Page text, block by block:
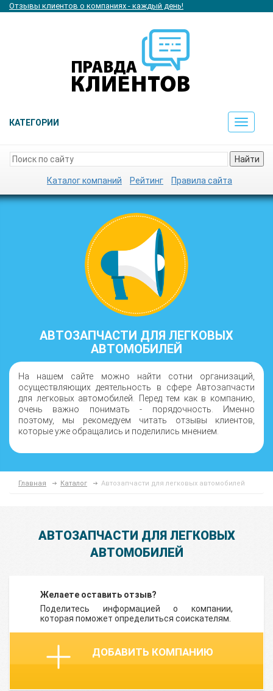
Отзывы клиентов о компаниях - каждый день!
КАТЕГОРИИ
Toggle
Найти
Каталог компаний Рейтинг Правила сайта
АВТОЗАПЧАСТИ ДЛЯ ЛЕГКОВЫХ
АВТОМОБИЛЕЙ
На нашем сайте можно найти сотни организаций,
осуществляющих деятельность в сфере Автозапчасти
для легковых автомобилей. Перед тем как в компанию,
очень важно понимать - порядочность. Именно
поэтому, мы рекомедуем читать отзывы клиентов,
которые уже обращались и поделились мнением.
Главная Каталог Автозапчасти для легковых автомобилей
АВТОЗАПЧАСТИ ДЛЯ ЛЕГКОВЫХ
АВТОМОБИЛЕЙ
Желаете оставить отзыв?
Поделитесь информацией о компании,
которая поможет определиться соискателям.
ДОБАВИТЬ КОМПАНИЮ